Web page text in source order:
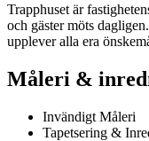
Trapphuset är
och gäster möts
upplever alla era
Måleri &
Invändigt Måleri
Tapetsering &